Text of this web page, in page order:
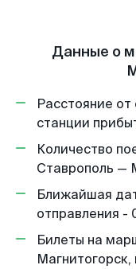
Данные о
Расстояние
станции
Количество
Ставрополь —
Ближайшая
отправления
Билеты на